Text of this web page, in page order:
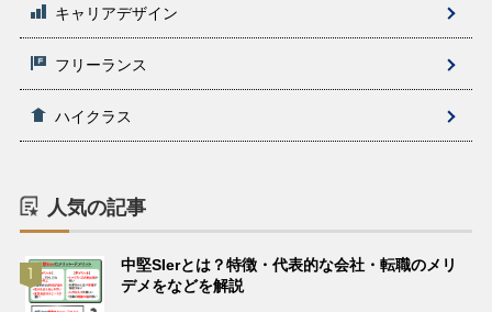
キャリアデザイン
フリーランス
ハイクラス
人気の記事
中堅SIerとは？特徴・代表的な会社・転職のメリ
デメをなどを解説